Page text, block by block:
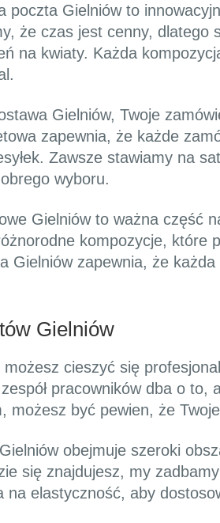
poczta Gielniów to
że czas jest cenny,
na kwiaty. Każda
Gielniów, Twoje
zapewnia, że każde
Zawsze stawiamy na
wyboru.
Gielniów to ważna część
kompozycje, które
Gielniów zapewnia, że
Gielniów
cieszyć się
pracowników dba o
możesz być pewien, że
obejmuje szeroki
się znajdujesz, my
na elastyczność, aby